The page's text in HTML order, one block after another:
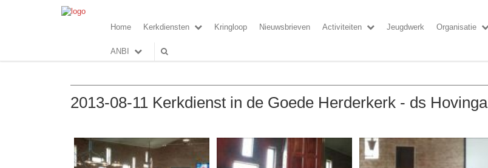
Home Kerkdiensten Kringloop Nieuwsbrieven Activiteiten Jeugdwerk Organisatie
ANBI
2013-08-11 Kerkdienst in de Goede Herderkerk - ds Hovinga